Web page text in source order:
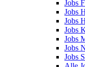
Jobs
Jobs
Jobs
Jobs
Jobs
Jobs
Jobs